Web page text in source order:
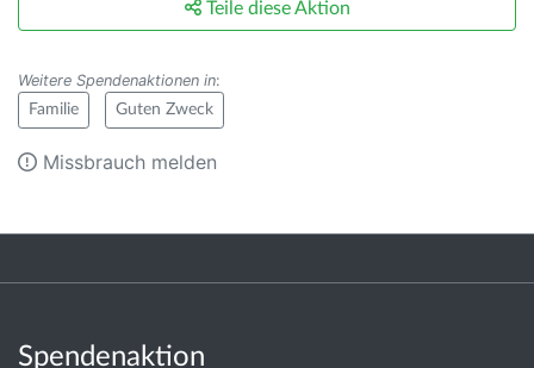
Teile diese Aktion
Weitere Spendenaktionen in:
Familie Guten Zweck
Missbrauch melden
Spendenaktion